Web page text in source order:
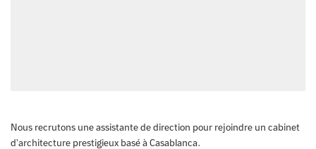
Nous recrutons une assistante de direction pour rejoindre un cabinet
d’architecture prestigieux basé à Casablanca.